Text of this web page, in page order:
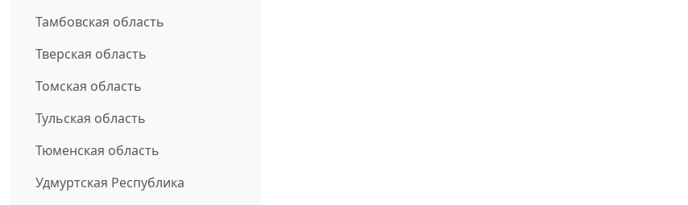
Тамбовская область
Тверская область
Томская область
Тульская область
Тюменская область
Удмуртская Республика